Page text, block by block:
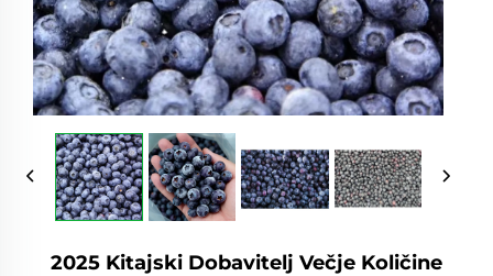
2025 Kitajski Dobavitelj Večje Količine